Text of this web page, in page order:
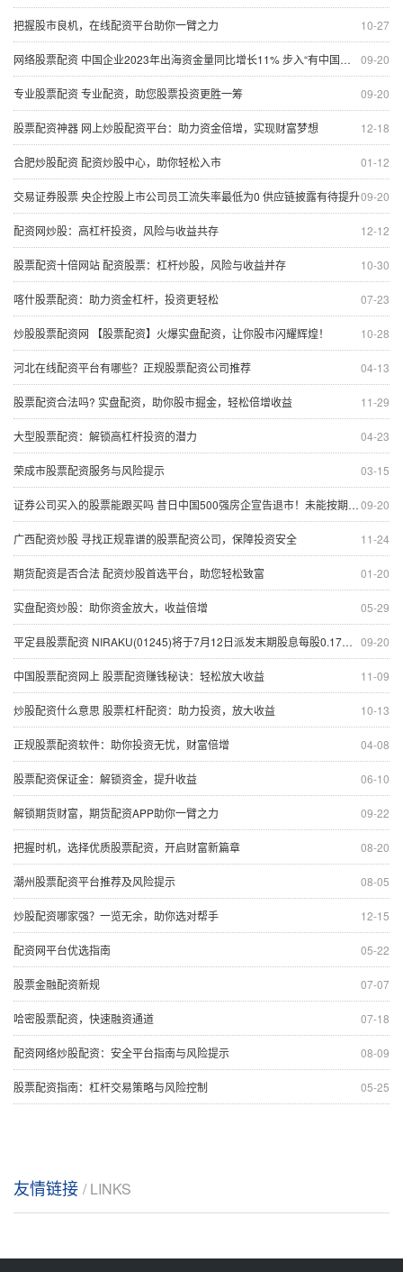
10-27
把握股市良机，在线配资平台助你一臂之力
09-20
网络股票配资 中国企业2023年出海资金量同比增长11% 步入“有中国根基的全球企业”的重资产模式
09-20
专业股票配资 专业配资，助您股票投资更胜一筹
12-18
股票配资神器 网上炒股配资平台：助力资金倍增，实现财富梦想
01-12
合肥炒股配资 配资炒股中心，助你轻松入市
09-20
交易证券股票 央企控股上市公司员工流失率最低为0 供应链披露有待提升
12-12
配资网炒股：高杠杆投资，风险与收益共存
10-30
股票配资十倍网站 配资股票：杠杆炒股，风险与收益并存
07-23
喀什股票配资：助力资金杠杆，投资更轻松
10-28
炒股股票配资网 【股票配资】火爆实盘配资，让你股市闪耀辉煌！
04-13
河北在线配资平台有哪些？正规股票配资公司推荐
11-29
股票配资合法吗? 实盘配资，助你股市掘金，轻松倍增收益
04-23
大型股票配资：解锁高杠杆投资的潜力
03-15
荣成市股票配资服务与风险提示
09-20
证券公司买入的股票能跟买吗 昔日中国500强房企宣告退市！未能按期支付债务累计逾百亿元
11-24
广西配资炒股 寻找正规靠谱的股票配资公司，保障投资安全
01-20
期货配资是否合法 配资炒股首选平台，助您轻松致富
05-29
实盘配资炒股：助你资金放大，收益倍增
09-20
平定县股票配资 NIRAKU(01245)将于7月12日派发末期股息每股0.17日元
11-09
中国股票配资网上 股票配资赚钱秘诀：轻松放大收益
10-13
炒股配资什么意思 股票杠杆配资：助力投资，放大收益
04-08
正规股票配资软件：助你投资无忧，财富倍增
06-10
股票配资保证金：解锁资金，提升收益
09-22
解锁期货财富，期货配资APP助你一臂之力
08-20
把握时机，选择优质股票配资，开启财富新篇章
08-05
潮州股票配资平台推荐及风险提示
12-15
炒股配资哪家强？一览无余，助你选对帮手
05-22
配资网平台优选指南
07-07
股票金融配资新规
07-18
哈密股票配资，快速融资通道
08-09
配资网络炒股配资：安全平台指南与风险提示
05-25
股票配资指南：杠杆交易策略与风险控制
友情链接 / LINKS